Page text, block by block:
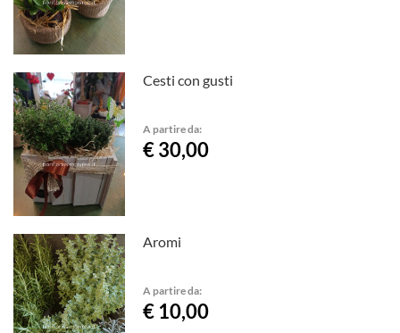
Cesti con gusti
A partire da:
€ 30,00
Aromi
A partire da:
€ 10,00